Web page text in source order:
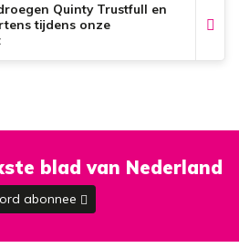
Quinty Trustfull en
tijdens onze
blad van Nederland
abonnee